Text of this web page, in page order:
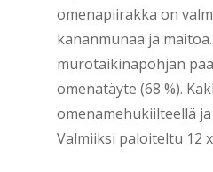
omenapiirakka on
kananmunaa ja
murotaikinapohjan
omenatäyte (68 %).
omenamehukiilteellä
Valmiiksi paloiteltu 12